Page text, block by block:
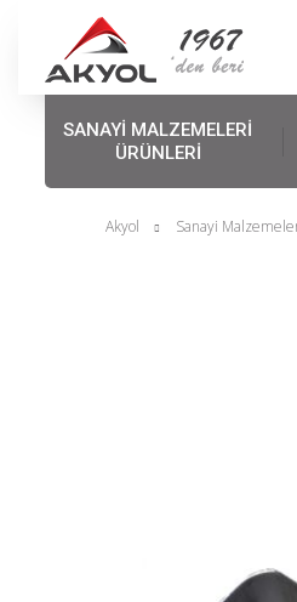
SANAYİ MALZEMELERİ
ÜRÜNLERİ
Akyol Sanayi